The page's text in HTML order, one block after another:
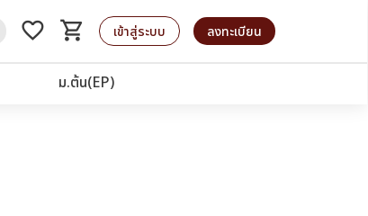
favorite_border shopping_cart
รถเข็น เข้าสู่ระบบ ลงทะเบียน
ม.ต้น(EP)